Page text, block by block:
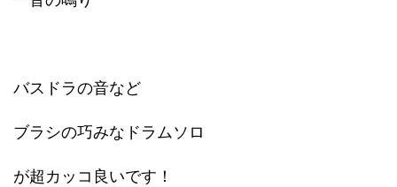
バスドラの音など
ブラシの巧みなドラムソロ
が超カッコ良いです！